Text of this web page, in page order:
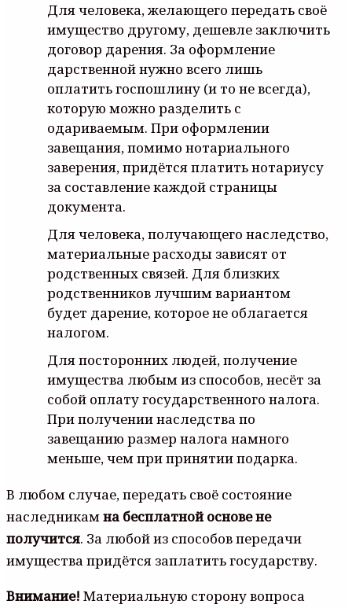
Для человека, желающего передать своё
имущество другому, дешевле заключить
договор дарения. За оформление
дарственной нужно всего лишь
оплатить госпошлину (и то не всегда),
которую можно разделить с
одариваемым. При оформлении
завещания, помимо нотариального
заверения, придётся платить нотариусу
за составление каждой страницы
документа.
Для человека, получающего наследство,
материальные расходы зависят от
родственных связей. Для близких
родственников лучшим вариантом
будет дарение, которое не облагается
налогом.
Для посторонних людей, получение
имущества любым из способов, несёт за
собой оплату государственного налога.
При получении наследства по
завещанию размер налога намного
меньше, чем при принятии подарка.
В любом случае, передать своё состояние
наследникамна бесплатной основе не
получится. За любой из способов передачи
имущества придётся заплатить государству.
Внимание! Материальную сторону вопроса